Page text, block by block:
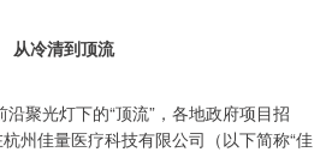
从冷清到顶流
聚光灯下的“顶流”，各地政府项目招
州佳量医疗科技有限公司（以下简称“佳